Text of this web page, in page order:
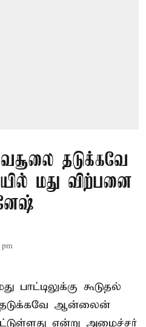
தடுக்கவே
மது விற்பனை
கூடுதல்
ஆன்லைன்
என்று அமைச்சர்